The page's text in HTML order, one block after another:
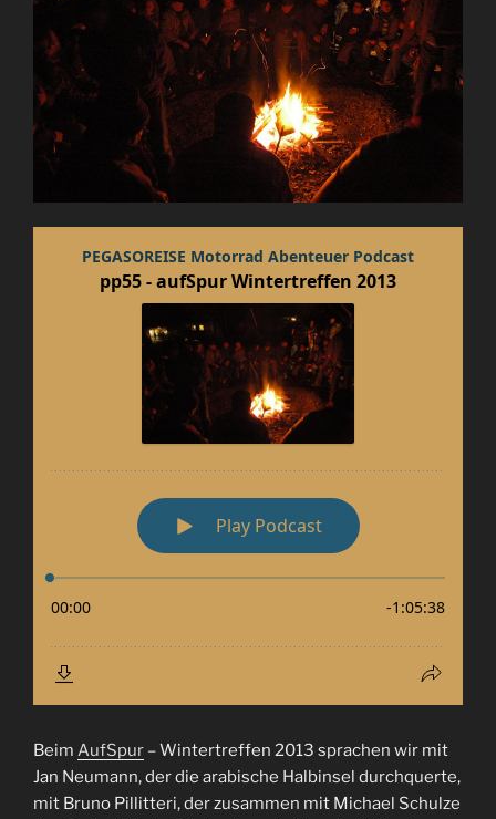
Beim AufSpur – Wintertreffen 2013 sprachen wir mit
Jan Neumann, der die arabische Halbinsel durchquerte,
mit Bruno Pillitteri, der zusammen mit Michael Schulze